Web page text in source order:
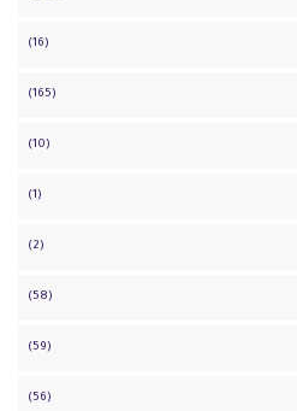
(16)
(165)
(10)
(1)
(2)
(58)
(59)
(56)